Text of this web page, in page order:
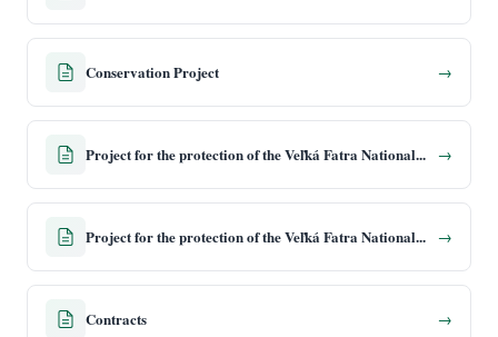
Conservation Project →
Project for the protection of the Veľká Fatra National Park and its protection zone version 6 December 2022 →
Project for the protection of the Veľká Fatra National Park and its protection zone version July 24, 2023 →
Contracts →